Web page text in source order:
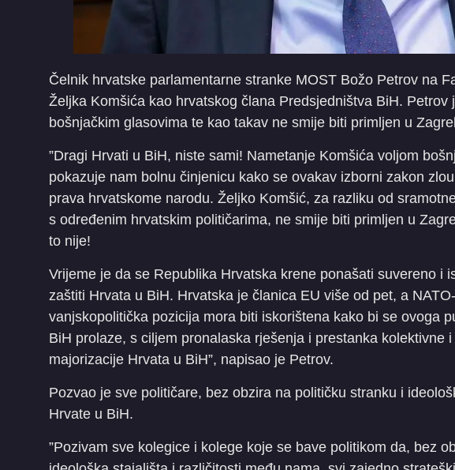
Čelnik hrvatske parlamentarne stranke MOST Božo Petrov na
Željka Komšića kao hrvatskog člana Predsjedništva BiH.
bošnjačkim glasovima te kao takav ne smije biti primljen u
”Dragi Hrvati u BiH, niste sami! Nametanje Komšića voljom
pokazuje nam bolnu činjenicu kako se ovakav izborni zakon
prava hrvatskome narodu. Željko Komšić, za razliku od
s određenim hrvatskim političarima, ne smije biti primljen u
to nije!
Vrijeme je da se Republika Hrvatska krene ponašati suvereno i
zaštiti Hrvata u BiH. Hrvatska je članica EU više od pet, a
vanjskopolitička pozicija mora biti iskorištena kako bi se ovoga
BiH prolaze, s ciljem pronalaska rješenja i prestanka kolektivne
majorizacije Hrvata u BiH”, napisao je Petrov.
Pozvao je sve političare, bez obzira na političku stranku i
Hrvate u BiH.
”Pozivam sve kolegice i kolege koje se bave politikom da, bez